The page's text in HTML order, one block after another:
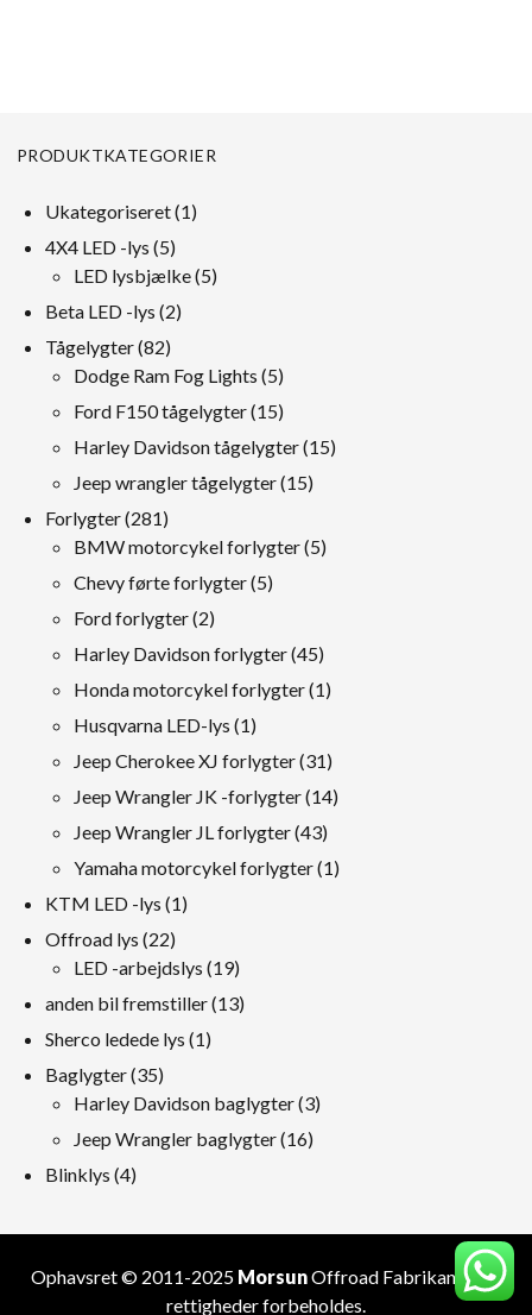
PRODUKTKATEGORIER
Ukategoriseret 11
4X4 LED -lys 55
produkter
LED lysbjælke 55
Beta LED -lys 22
Tågelygter 8282
produkter
Dodge Ram Fog Lights 55
produkter
Ford F150 tågelygter 1515
produkter
Harley Davidson tågelygter 1515
Jeep wrangler tågelygter 1515
Forlygter 281281
produkter
BMW motorcykel forlygter 55
Chevy førte forlygter 55
Ford forlygter 22
produkter
Harley Davidson forlygter 4545
produkter
Honda motorcykel forlygter 11
Husqvarna LED-lys 11
produkt
Jeep Cherokee XJ forlygter 3131
produkter
Jeep Wrangler JK -forlygter 1414
Jeep Wrangler JL forlygter 4343
produkter
Yamaha motorcykel forlygter 11
KTM LED -lys 11
Offroad lys 2222
produkter
LED -arbejdslys 1919
produkter
anden bil fremstiller 1313
Sherco ledede lys 11
Baglygter 3535
produkter
Harley Davidson baglygter 33
Jeep Wrangler baglygter 1616
Blinklys 44
Ophavsret © 2011-2025 MorsunOffroad Fabrikant . Alle
rettigheder forbeholdes.